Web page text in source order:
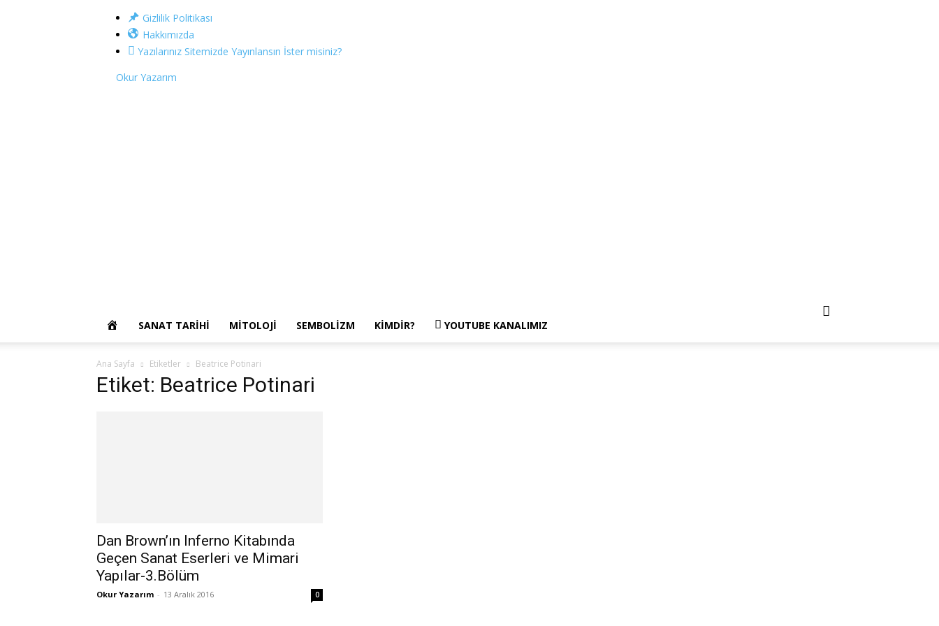
Gizlilik Politikası
Hakkımızda
Yazılarınız Sitemizde Yayınlansın İster misiniz?
Okur Yazarım
OKUR
YAZARIM
SANAT TARIHI MITOLOJI SEMBOLIZM KIMDIR? YOUTUBE KANALIMIZ
Ana Sayfa Etiketler Beatrice Potinari
Etiket: Beatrice Potinari
Dan Brown’ın Inferno Kitabında
Geçen Sanat Eserleri ve Mimari
Yapılar-3.Bölüm
Okur Yazarım - 13 Aralık 2016 0